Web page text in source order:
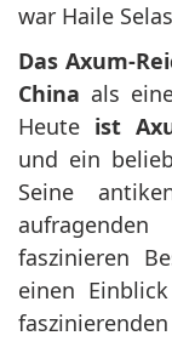
war Haile
Das Axum-
China als
Heute ist
und ein
Seine
faszinieren
einen